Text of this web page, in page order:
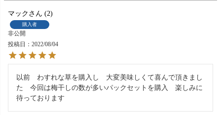
マック 2
購入者
非公開
投稿日
2022/08/04
以前　わすれな草を購入し　大変美味しくて喜んで頂きまし
た　今回は梅干しの数が多いパックセットを購入　楽しみに
待っております